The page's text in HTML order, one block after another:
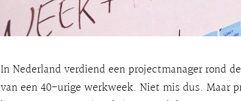
In Nederland verdiend een projectmanager rond
van een 40-urige werkweek. Niet mis dus. Maar